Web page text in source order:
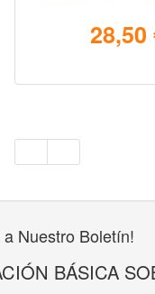
28,50
a Nuestro Boletín!
BÁSICA